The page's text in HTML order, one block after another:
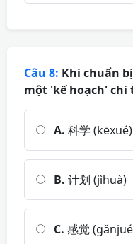
Câu 8: Khi chuẩn
một 'kế hoạch' chi
A. 科学 (kēxué)
B. 计划 (jìhuà)
C. 感觉